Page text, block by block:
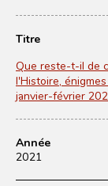
Titre
Que reste-t-il de
l'Histoire,
janvier-février
Année
2021